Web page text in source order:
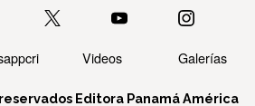
Videos Galerías
Editora Panamá América